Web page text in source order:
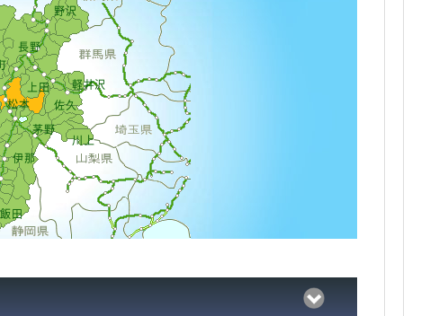
軽井沢
佐久
茅野
川上
上田
長野
野沢
松本
伊那
飯田